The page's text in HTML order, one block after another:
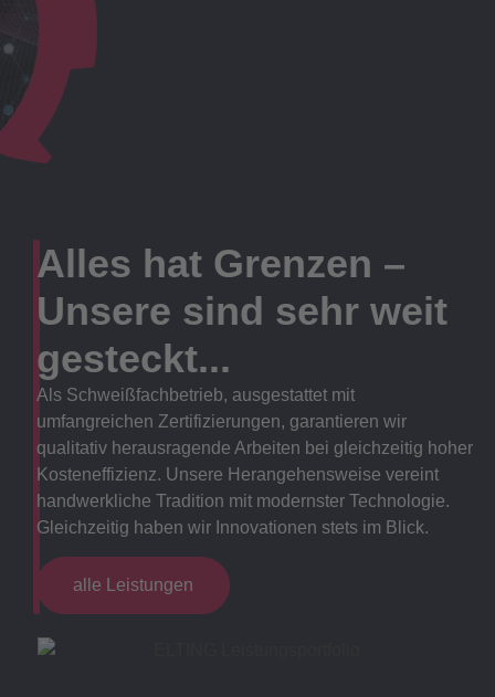
Alles hat Grenzen –
Unsere sind sehr weit
gesteckt...
Als Schweißfachbetrieb, ausgestattet mit
umfangreichen Zertifizierungen, garantieren wir
qualitativ herausragende Arbeiten bei gleichzeitig hoher
Kosteneffizienz. Unsere Herangehensweise vereint
handwerkliche Tradition mit modernster Technologie.
Gleichzeitig haben wir Innovationen stets im Blick.
alle Leistungen